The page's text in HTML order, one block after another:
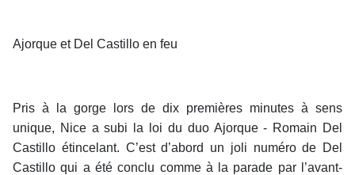
Ajorque et Del Castillo en feu
Pris à la gorge lors de dix premières minutes à sens
unique, Nice a subi la loi du duo Ajorque - Romain Del
Castillo étincelant. C’est d’abord un joli numéro de Del
Castillo qui a été conclu comme à la parade par l’avant-